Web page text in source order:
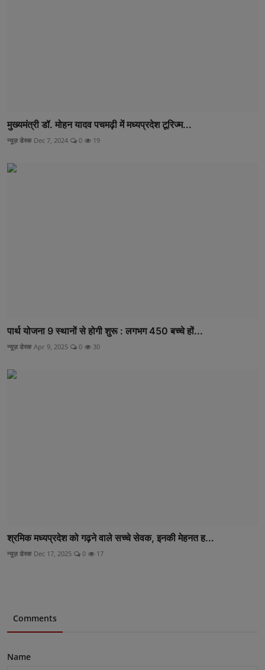
मुख्यमंत्री डॉ. मोहन यादव पचमढ़ी में मध्यप्रदेश टूरिज्म...
न्यूज़ डेस्क Dec 7, 2024 0 19
पार्थ योजना 9 स्थानों से होगी शुरू : लगभग 450 बच्चे हों...
न्यूज़ डेस्क Apr 9, 2025 0 30
श्रमिक मध्यप्रदेश को गढ़ने वाले सच्चे सेवक, इनकी मेहनत ह...
न्यूज़ डेस्क Dec 17, 2025 0 17
Comments
Name